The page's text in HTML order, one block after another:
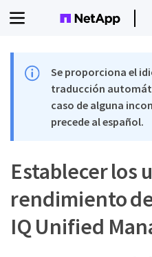
Se proporciona el
traducción
caso de alguna
precede al español.
Establecer los
rendimiento
IQ Unified